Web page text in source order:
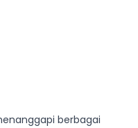
berbagai